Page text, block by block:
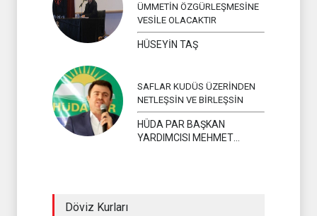
ÜMMETİN ÖZGÜRLEŞMESİNE
VESİLE OLACAKTIR
HÜSEYİN TAŞ
SAFLAR KUDÜS ÜZERİNDEN
NETLEŞSİN VE BİRLEŞSİN
HÜDA PAR BAŞKAN
YARDIMCISI MEHMET
Döviz Kurları